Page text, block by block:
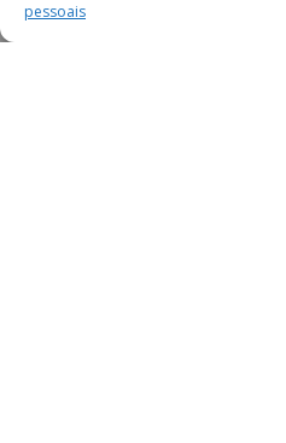
pessoais